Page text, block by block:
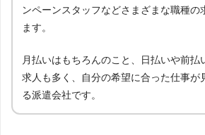
ンペーンスタッフなどさまざまな職種の
ます。
月払いはもちろんのこと、日払いや前払
求人も多く、自分の希望に合った仕事が
る派遣会社です。